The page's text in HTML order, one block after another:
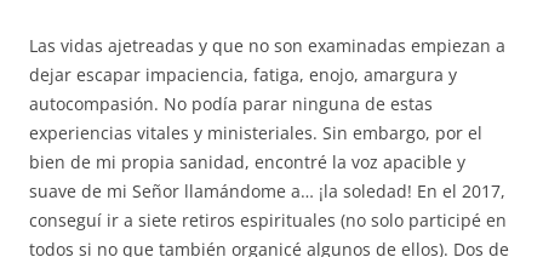
Las vidas ajetreadas y que no son examinadas empiezan a
dejar escapar impaciencia, fatiga, enojo, amargura y
autocompasión. No podía parar ninguna de estas
experiencias vitales y ministeriales. Sin embargo, por el
bien de mi propia sanidad, encontré la voz apacible y
suave de mi Señor llamándome a… ¡la soledad! En el 2017,
conseguí ir a siete retiros espirituales (no solo participé en
todos si no que también organicé algunos de ellos). Dos de